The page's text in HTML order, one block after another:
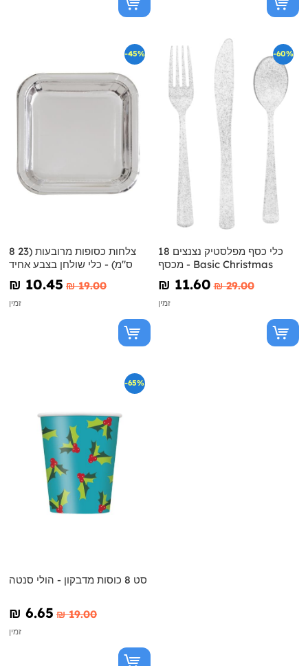
-45%
8 צלחות כסופות מרובעות (23
ס"מ) - כלי שולחן בצבע אחיד
₪‎ 10.45 ₪‎ 19.00
זמין
-60%
18 כלי כסף מפלסטיק נצנצים
מכסף - Basic Christmas
₪‎ 11.60 ₪‎ 29.00
זמין
-65%
סט 8 כוסות מדבקון - הולי סנטה
₪‎ 6.65 ₪‎ 19.00
זמין